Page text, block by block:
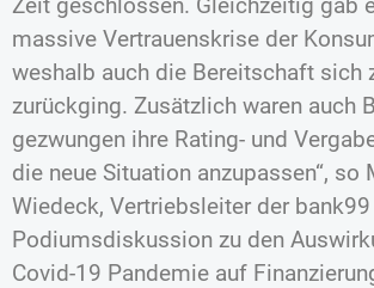
massive Vertrauenskrise der
weshalb auch die Bereitschaft sich
zurückging. Zusätzlich waren auch
gezwungen ihre Rating- und
die neue Situation anzupassen“, so
Wiedeck, Vertriebsleiter der
Podiumsdiskussion zu den
Covid-19 Pandemie auf